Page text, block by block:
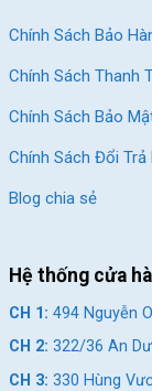
Chính Sách Bảo
Chính Sách Thanh
Chính Sách Bảo
Chính Sách Đổi Trả
Blog chia sẻ
Hệ thống cửa
CH 1: 494 Nguyễn
CH 2: 322/36 An
CH 3: 330 Hùng